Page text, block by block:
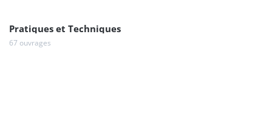
Pratiques et Techniques
67 ouvrages